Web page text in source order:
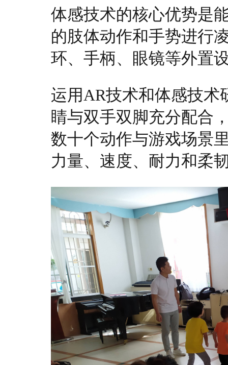
体感技术的核心优势是
的肢体动作和手势进行
环、手柄、眼镜等外置
运用AR技术和体感技术
睛与双手双脚充分配合
数十个动作与游戏场景
力量、速度、耐力和柔